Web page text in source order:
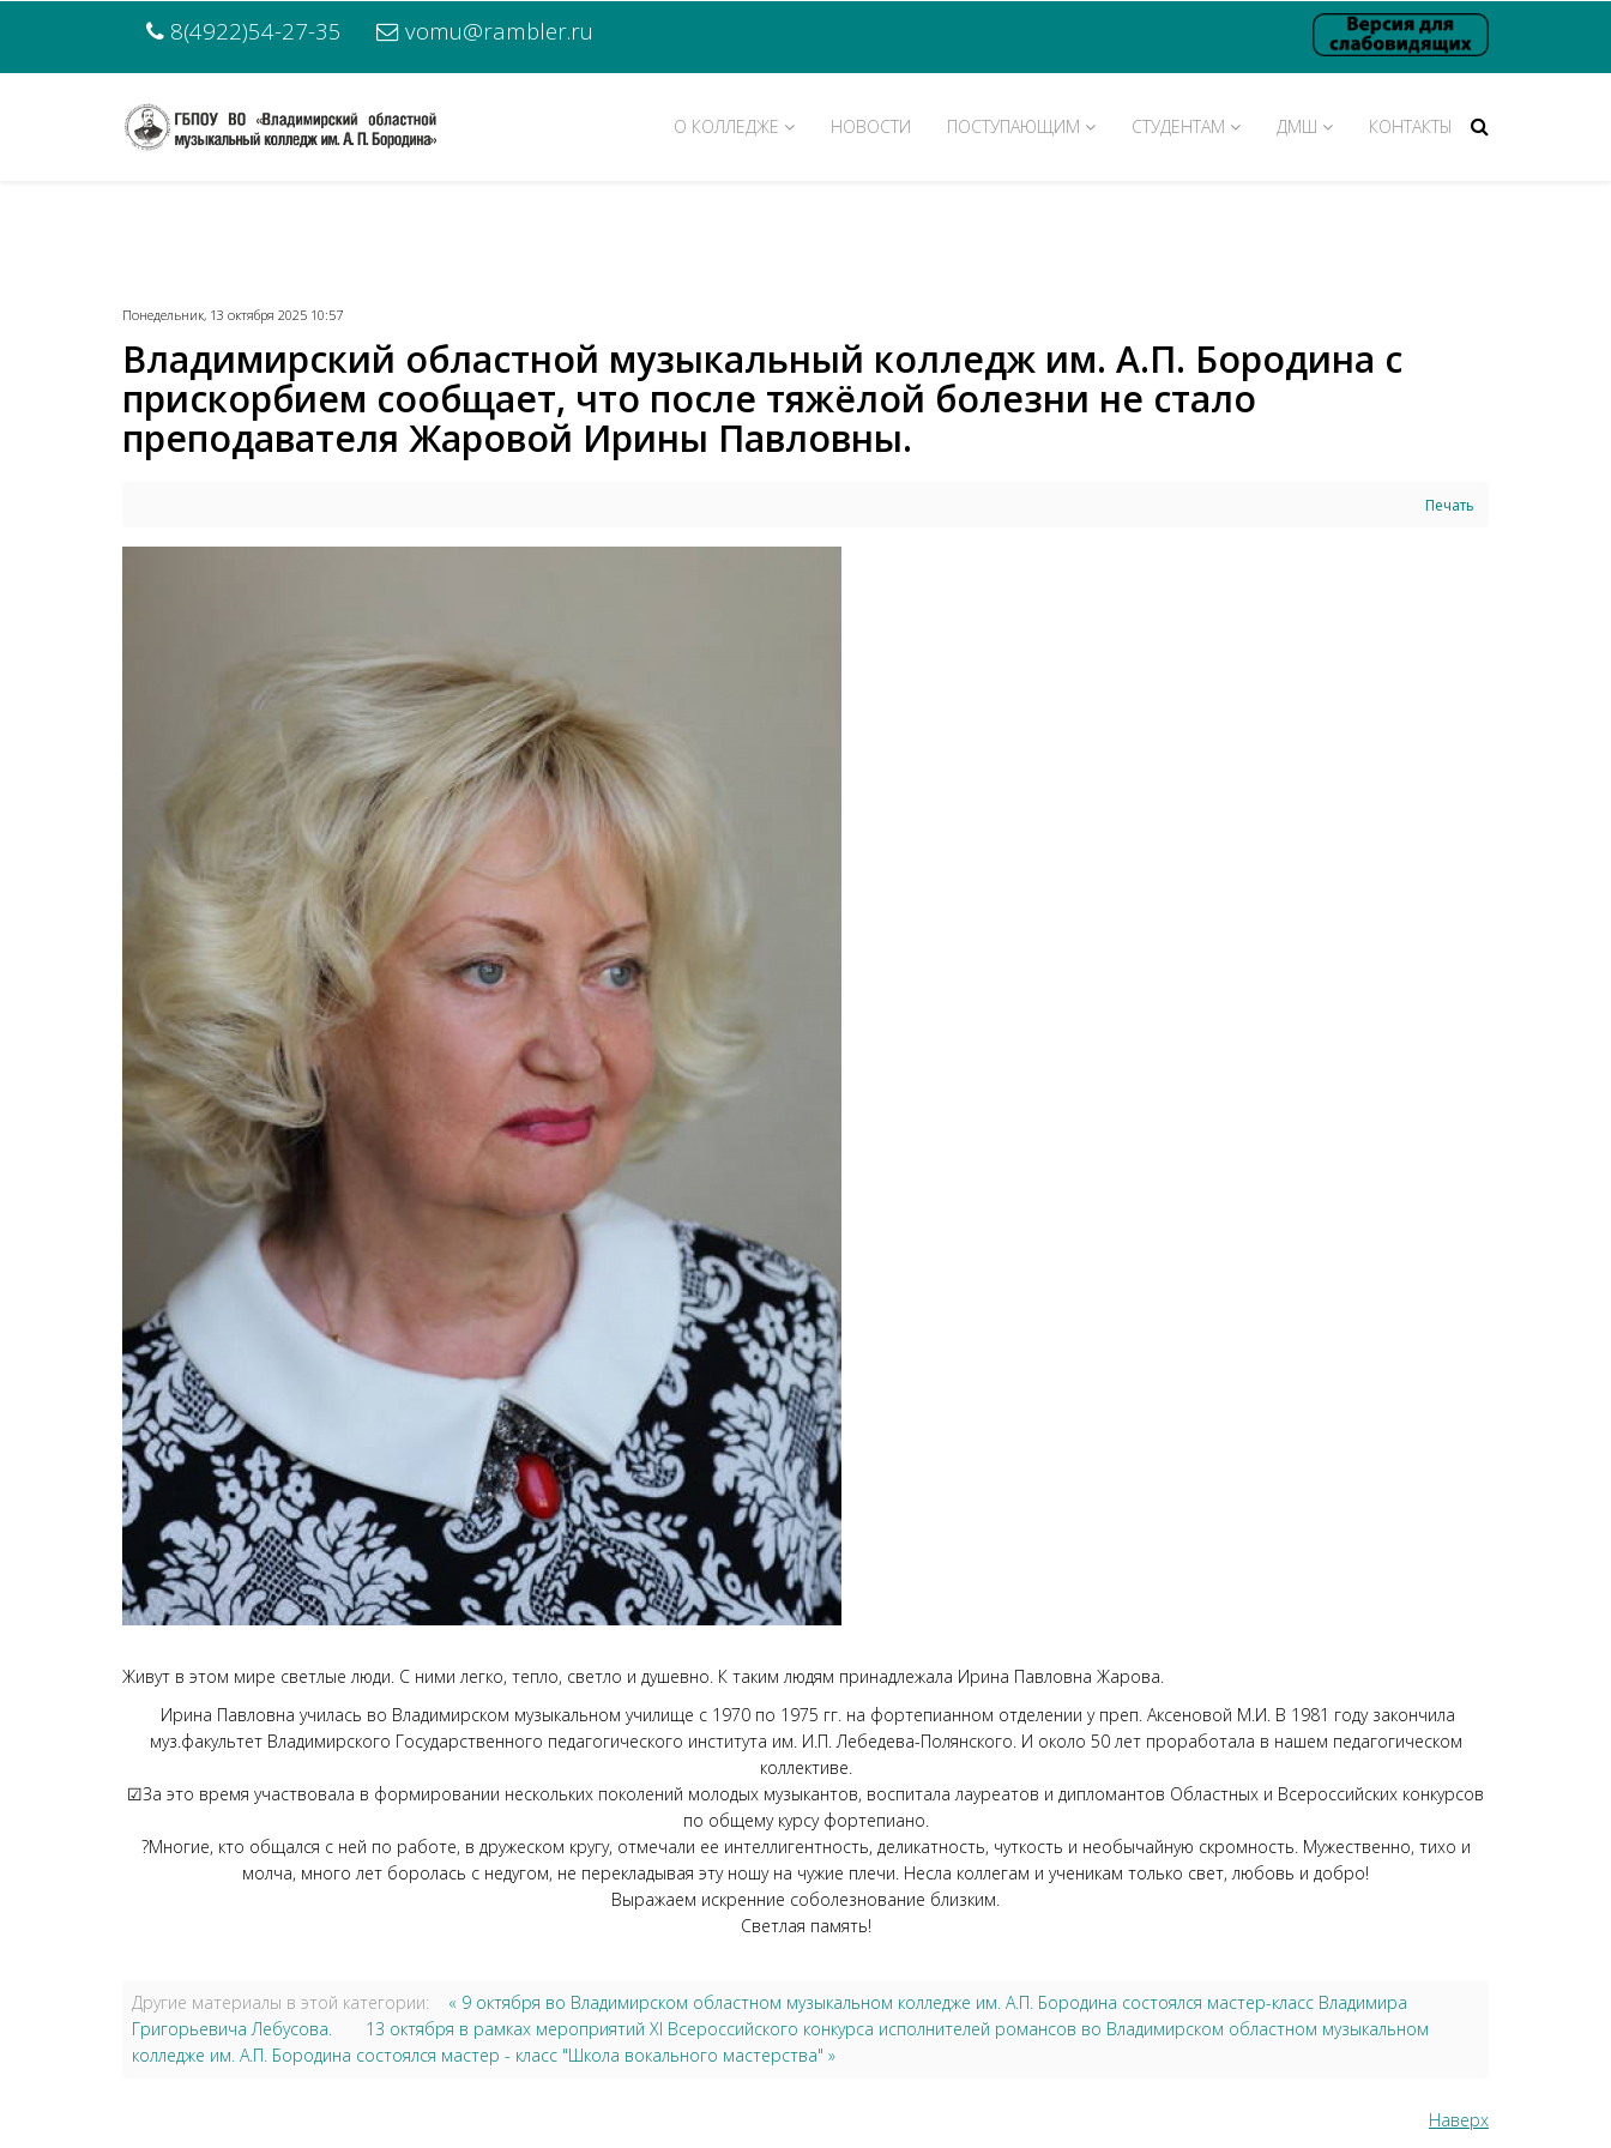
8(4922)54-27-35 vomu@rambler.ru
О КОЛЛЕДЖЕ НОВОСТИ ПОСТУПАЮЩИМ СТУДЕНТАМ ДМШ КОНТАКТЫ
Понедельник, 13 октября 2025 10:57
Владимирский областной музыкальный колледж им. А.П. Бородина с
прискорбием сообщает, что после тяжёлой болезни не стало
преподавателя Жаровой Ирины Павловны.
Печать
Живут в этом мире светлые люди. С ними легко, тепло, светло и душевно. К таким людям принадлежала Ирина Павловна Жарова.
Ирина Павловна училась во Владимирском музыкальном училище с 1970 по 1975 гг. на фортепианном отделении у преп. Аксеновой М.И. В 1981 году закончила
муз.факультет Владимирского Государственного педагогического института им. И.П. Лебедева-Полянского. И около 50 лет проработала в нашем педагогическом
коллективе.
☑За это время участвовала в формировании нескольких поколений молодых музыкантов, воспитала лауреатов и дипломантов Областных и Всероссийских конкурсов
по общему курсу фортепиано.
?Многие, кто общался с ней по работе, в дружеском кругу, отмечали ее интеллигентность, деликатность, чуткость и необычайную скромность. Мужественно, тихо и
молча, много лет боролась с недугом, не перекладывая эту ношу на чужие плечи. Несла коллегам и ученикам только свет, любовь и добро!
Выражаем искренние соболезнование близким.
Светлая память!
Другие материалы в этой категории:
« 9 октября во Владимирском областном музыкальном колледже им. А.П. Бородина состоялся мастер-класс Владимира
Григорьевича Лебусова.
13 октября в рамках мероприятий XI Всероссийского конкурса исполнителей романсов во Владимирском областном музыкальном
колледже им. А.П. Бородина состоялся мастер - класс "Школа вокального мастерства" »
Наверх